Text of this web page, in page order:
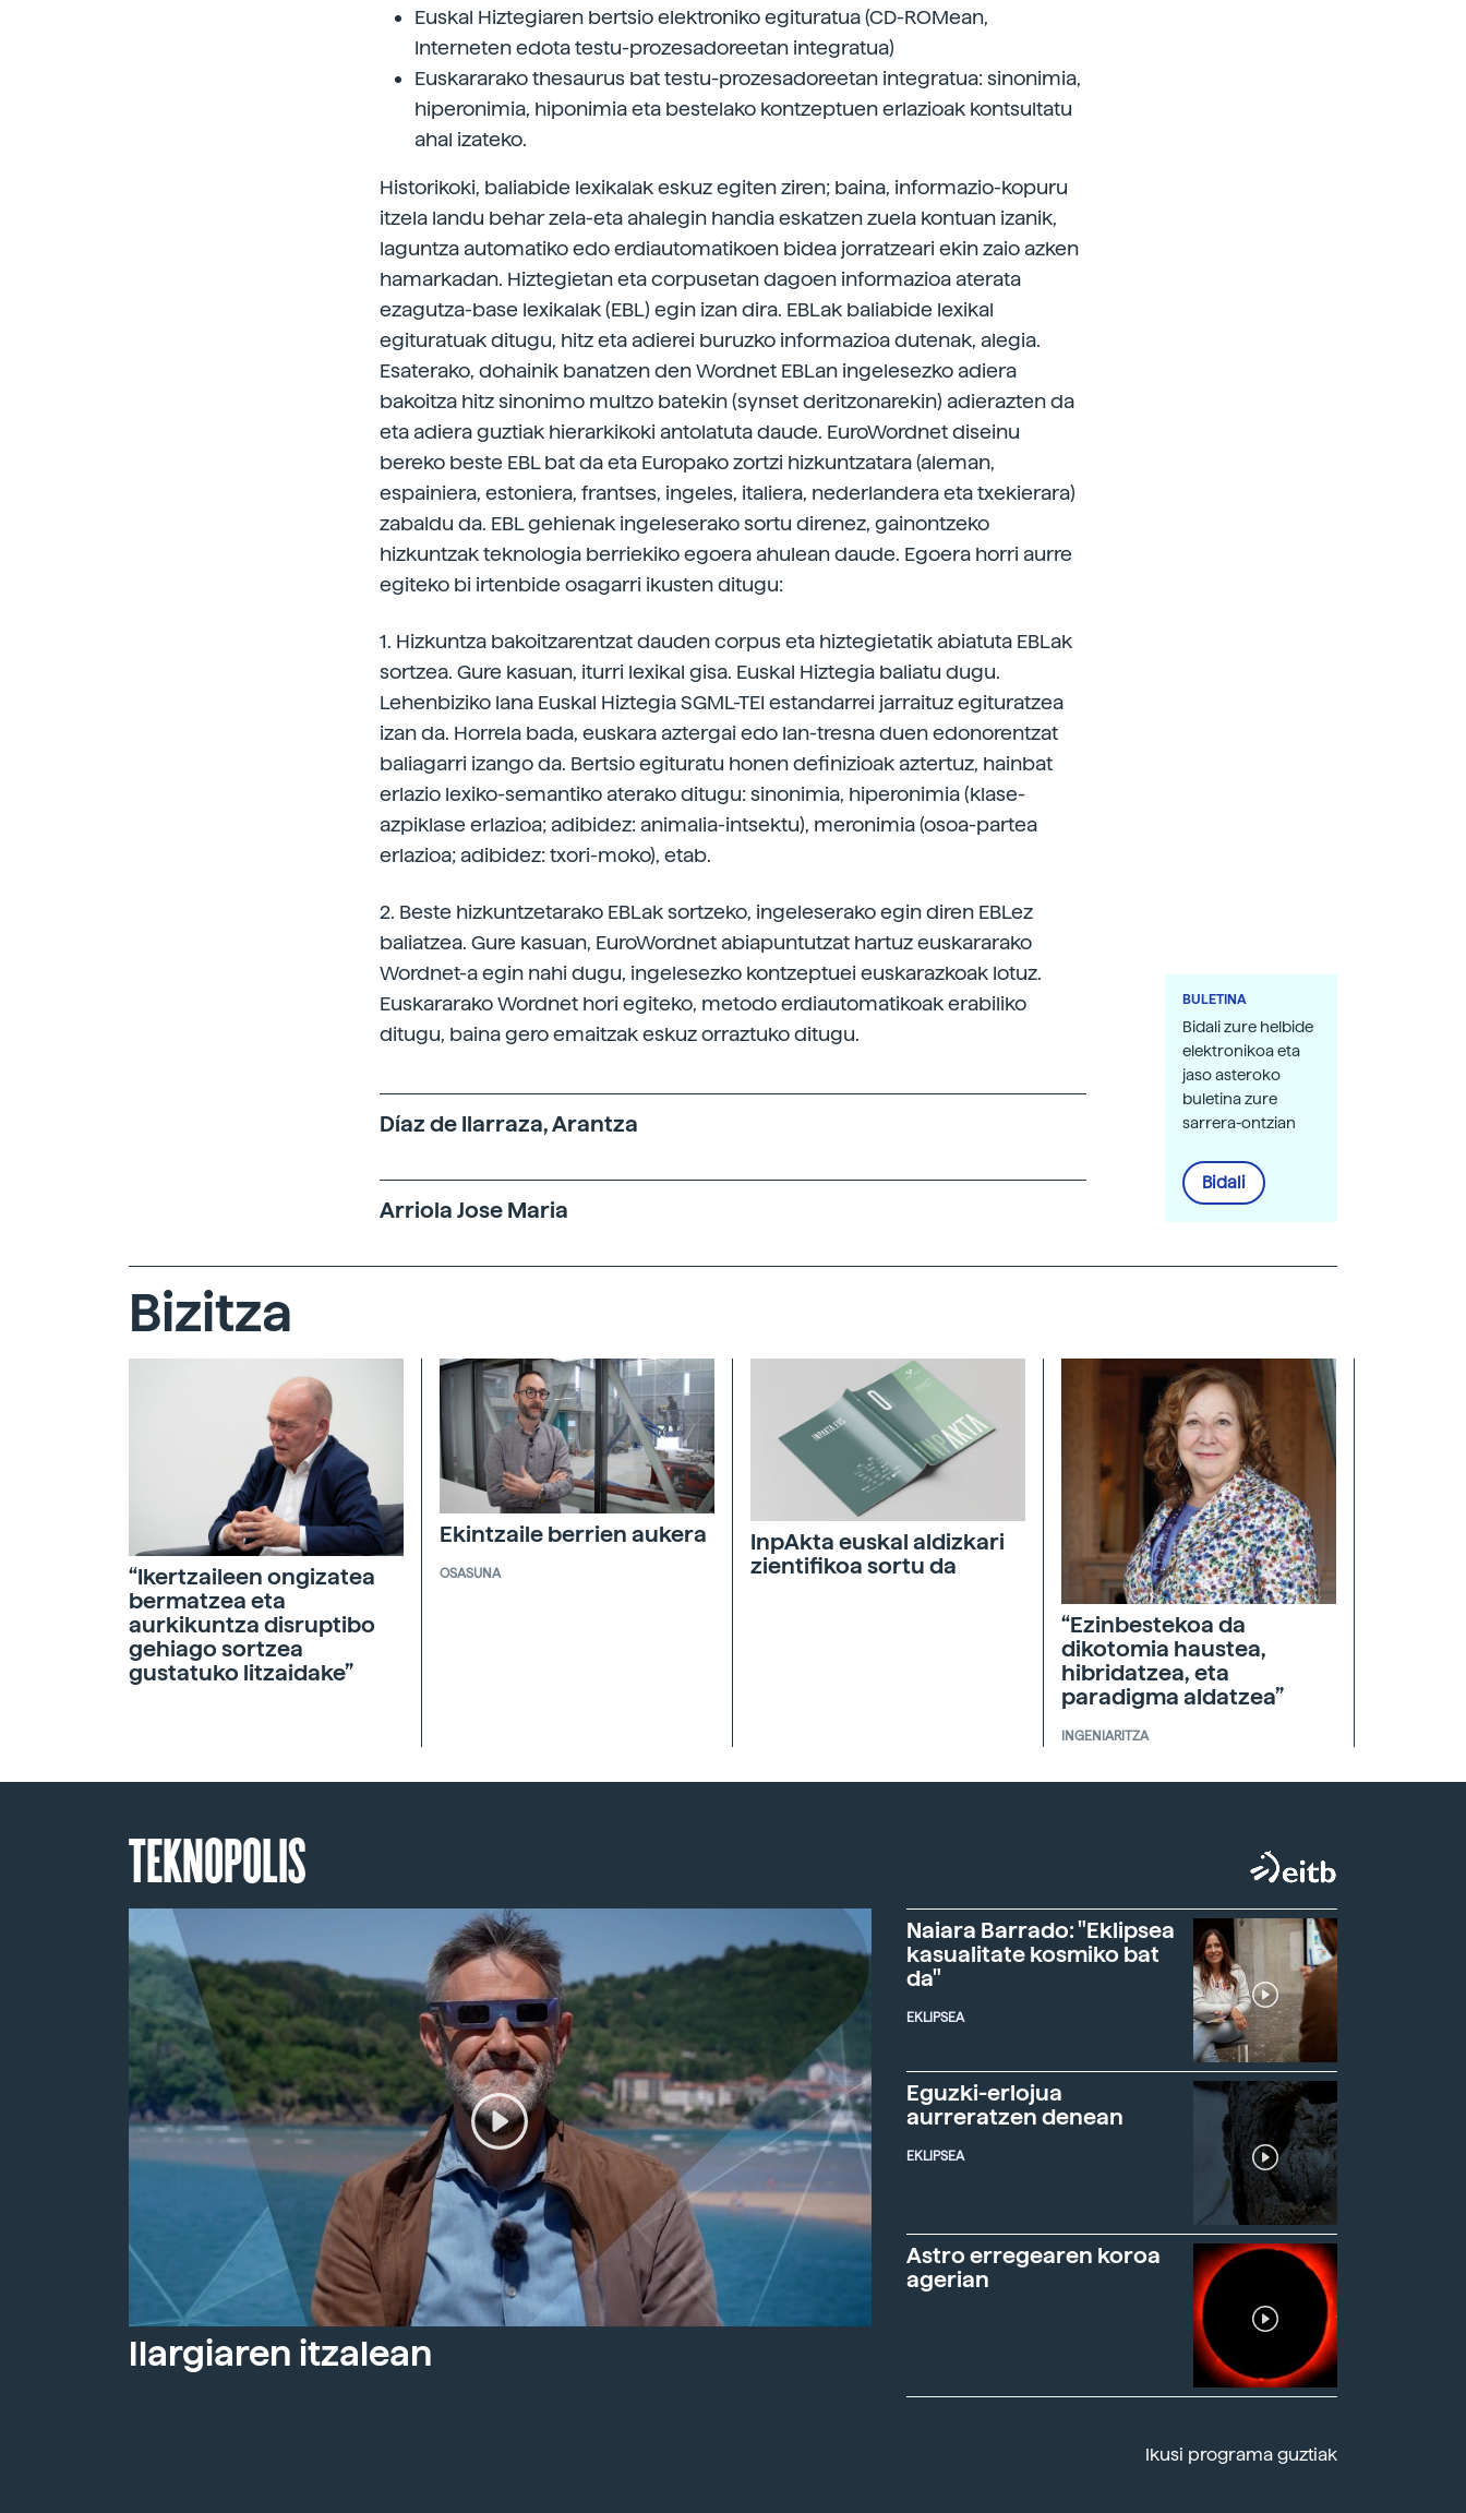
Euskal Hiztegiaren bertsio elektroniko egituratua (CD-ROMean,
Interneten edota testu-prozesadoreetan integratua)
Euskararako thesaurus bat testu-prozesadoreetan integratua: sinonimia,
hiperonimia, hiponimia eta bestelako kontzeptuen erlazioak kontsultatu
ahal izateko.
Historikoki, baliabide lexikalak eskuz egiten ziren; baina, informazio-kopuru
itzela landu behar zela-eta ahalegin handia eskatzen zuela kontuan izanik,
laguntza automatiko edo erdiautomatikoen bidea jorratzeari ekin zaio azken
hamarkadan. Hiztegietan eta corpusetan dagoen informazioa aterata
ezagutza-base lexikalak (EBL) egin izan dira. EBLak baliabide lexikal
egituratuak ditugu, hitz eta adierei buruzko informazioa dutenak, alegia.
Esaterako, dohainik banatzen den Wordnet EBLan ingelesezko adiera
bakoitza hitz sinonimo multzo batekin (synset deritzonarekin) adierazten da
eta adiera guztiak hierarkikoki antolatuta daude. EuroWordnet diseinu
bereko beste EBL bat da eta Europako zortzi hizkuntzatara (aleman,
espainiera, estoniera, frantses, ingeles, italiera, nederlandera eta txekierara)
zabaldu da. EBL gehienak ingeleserako sortu direnez, gainontzeko
hizkuntzak teknologia berriekiko egoera ahulean daude. Egoera horri aurre
egiteko bi irtenbide osagarri ikusten ditugu:
1. Hizkuntza bakoitzarentzat dauden corpus eta hiztegietatik abiatuta EBLak
sortzea. Gure kasuan, iturri lexikal gisa. Euskal Hiztegia baliatu dugu.
Lehenbiziko lana Euskal Hiztegia SGML-TEI estandarrei jarraituz egituratzea
izan da. Horrela bada, euskara aztergai edo lan-tresna duen edonorentzat
baliagarri izango da. Bertsio egituratu honen definizioak aztertuz, hainbat
erlazio lexiko-semantiko aterako ditugu: sinonimia, hiperonimia (klase-
azpiklase erlazioa; adibidez: animalia-intsektu), meronimia (osoa-partea
erlazioa; adibidez: txori-moko), etab.
2. Beste hizkuntzetarako EBLak sortzeko, ingeleserako egin diren EBLez
baliatzea. Gure kasuan, EuroWordnet abiapuntutzat hartuz euskararako
Wordnet-a egin nahi dugu, ingelesezko kontzeptuei euskarazkoak lotuz.
Euskararako Wordnet hori egiteko, metodo erdiautomatikoak erabiliko
ditugu, baina gero emaitzak eskuz orraztuko ditugu.
Díaz de Ilarraza, Arantza
Arriola Jose Maria
BULETINA
Bidali zure helbide
elektronikoa eta
jaso asteroko
buletina zure
sarrera-ontzian
Bidali
Bizitza
“Ikertzaileen ongizatea
bermatzea eta
aurkikuntza disruptibo
gehiago sortzea
gustatuko litzaidake”
Ekintzaile berrien aukera
OSASUNA
InpAkta euskal aldizkari
zientifikoa sortu da
“Ezinbestekoa da
dikotomia haustea,
hibridatzea, eta
paradigma aldatzea”
INGENIARITZA
TEKNOPOLIS
Ilargiaren itzalean
Naiara Barrado: "Eklipsea
kasualitate kosmiko bat
da"
EKLIPSEA
Eguzki-erlojua
aurreratzen denean
EKLIPSEA
Astro erregearen koroa
agerian
Ikusi programa guztiak